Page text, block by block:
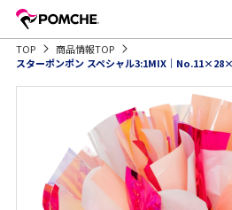
TOP
商品情報TOP
スターポンポン スペシャル3:1MIX｜